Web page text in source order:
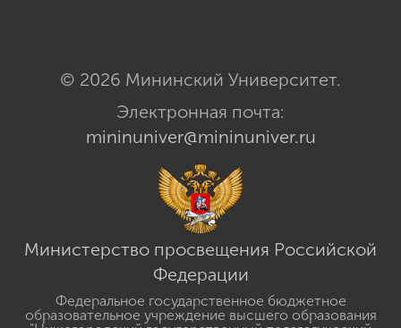
© 2026 Мининский Университет.
Электронная почта:
mininuniver@mininuniver.ru
Министерство просвещения Российской
Федерации
Федеральное государственное бюджетное
образовательное учреждение высшего образования